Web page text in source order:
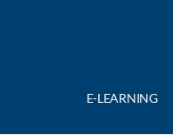
E-LEARNING